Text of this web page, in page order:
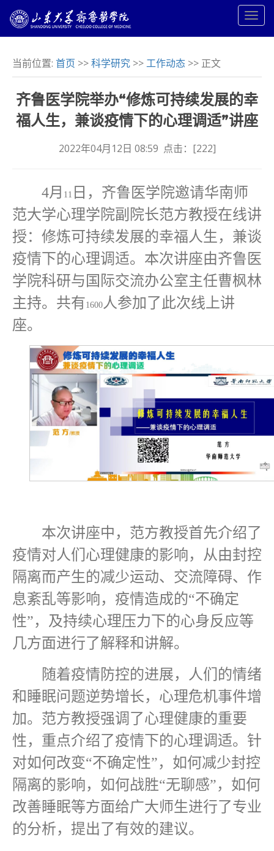
当前位置: 首页 >>科学研究 >>工作动态 >> 正文
齐鲁医学院举办“修炼可持续发展的幸
福人生，兼谈疫情下的心理调适”讲座
2022年04月12日 08:59 点击：[222]
4月 11 日，齐鲁医学院邀请华南师
范大学心理学院副院长范方教授在线讲
授：修炼可持续发展的幸福人生，兼谈
疫情下的心理调适。本次讲座由齐鲁医
学院科研与国际交流办公室主任曹枫林
主持。共有1600 人参加了此次线上讲
座。
本次讲座中，范方教授首先介绍了
疫情对人们心理健康的影响，从由封控
隔离而产生的减少运动、交流障碍、作
息紊乱等影响，疫情造成的“不确定
性”，及持续心理压力下的心身反应等
几方面进行了解释和讲解。
随着疫情防控的进展，人们的情绪
和睡眠问题逆势增长，心理危机事件增
加。范方教授强调了心理健康的重要
性，重点介绍了疫情下的心理调适。针
对如何改变“不确定性”，如何减少封控
隔离的影响，如何战胜“无聊感”，如何
改善睡眠等方面给广大师生进行了专业
的分析，提出了有效的建议。